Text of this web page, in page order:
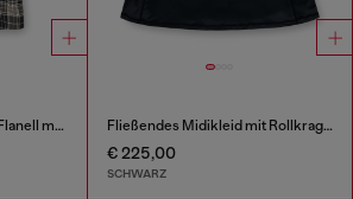
Midikleid aus kariertem Flanell mit breitem Gürtel Fließendes Midikleid mit Rollkragen
€ 225,00
SCHWARZ